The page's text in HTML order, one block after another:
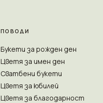
ПОВОДИ
Букети за рожден ден
Цветя за имен ден
Сватбени букети
Цветя за юбилей
Цветя за благодарност